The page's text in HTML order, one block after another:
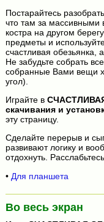
Постарайтесь
что там за массивными
костра на другом
предметы и
счастливая обезьянка,
Не забудьте собрать
собранные Вами вещи
угол).
Играйте в
скачивания и
эту страницу.
Сделайте перерыв и
развивают логику и
отдохнуть.
• Для планшета
Во весь экран